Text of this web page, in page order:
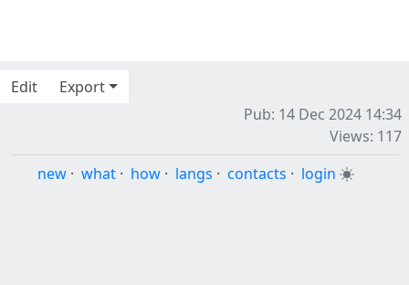
Edit
Export
Pub: 14 Dec 2024 14:34
Views: 117
new · what · how · langs · contacts · login